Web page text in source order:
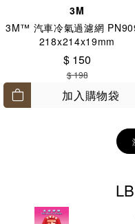
3M
3M™ 汽車冷氣過濾網
218x214x19mm
$ 150
$ 198
加入購物袋